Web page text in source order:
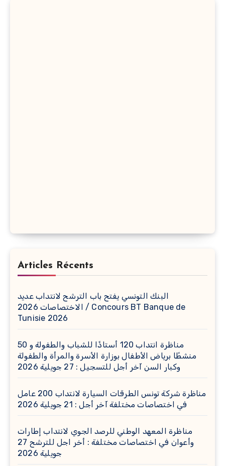
Articles Récents
البنك التونسي يفتح باب الترشح لانتداب عديد
الاختصاصات 2026 / Concours BT Banque de
Tunisie 2026
مناظرة انتداب 120 أستاذًا للشباب والطفولة و 50
منشطًا برياض الأطفال بوزارة الأسرة والمرأة والطفولة
وكبار السن آخر أجل للتسجيل : 27 جويلية 2026
مناظرة شركة تونس الطرقات السيارة لانتداب 200 عامل
في اختصاصات مختلفة آخر أجل : 21 جويلية 2026
مناظرة المعهد الوطني للرصد الجوي لانتداب إطارات
وأعوان في اختصاصات مختلفة : أخر اجل للترشح 27
جويلية 2026